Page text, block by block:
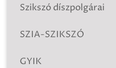
Szikszó díszpolgárai
SZIA-SZIKSZÓ
GYIK